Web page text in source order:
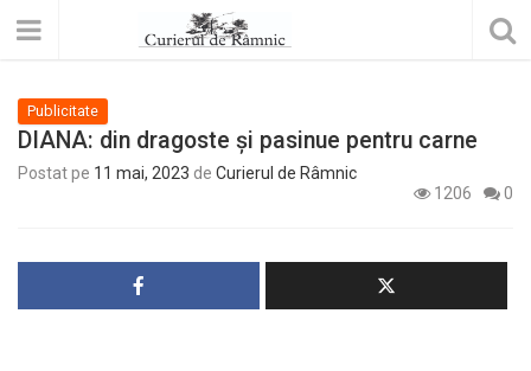
Publicitate
DIANA: din dragoste și pasinue pentru carne
Postat pe 11 mai, 2023 de Curierul de Râmnic
1206
0